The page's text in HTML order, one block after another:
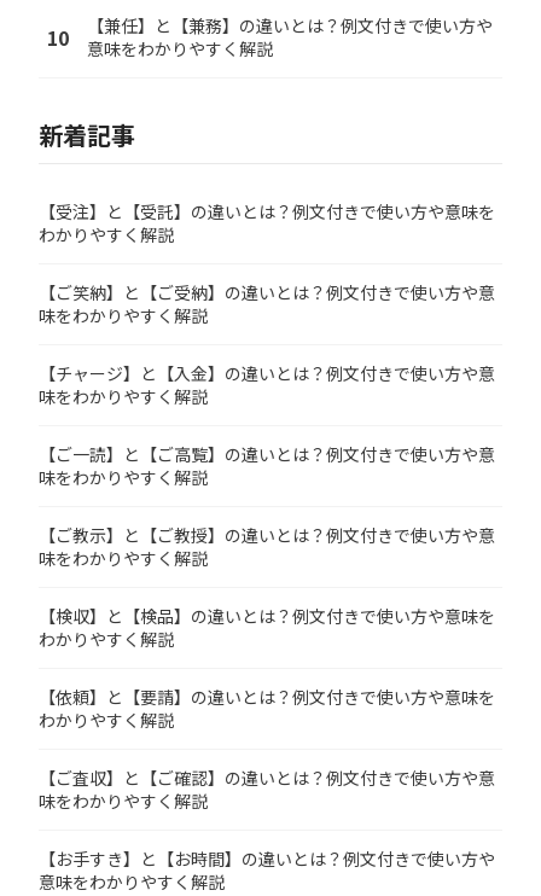
10
【兼任】と【兼務】の違いとは？例文付きで使い方や
意味をわかりやすく解説
新着記事
【受注】と【受託】の違いとは？例文付きで使い方や意味を
わかりやすく解説
【ご笑納】と【ご受納】の違いとは？例文付きで使い方や意
味をわかりやすく解説
【チャージ】と【入金】の違いとは？例文付きで使い方や意
味をわかりやすく解説
【ご一読】と【ご高覧】の違いとは？例文付きで使い方や意
味をわかりやすく解説
【ご教示】と【ご教授】の違いとは？例文付きで使い方や意
味をわかりやすく解説
【検収】と【検品】の違いとは？例文付きで使い方や意味を
わかりやすく解説
【依頼】と【要請】の違いとは？例文付きで使い方や意味を
わかりやすく解説
【ご査収】と【ご確認】の違いとは？例文付きで使い方や意
味をわかりやすく解説
【お手すき】と【お時間】の違いとは？例文付きで使い方や
意味をわかりやすく解説